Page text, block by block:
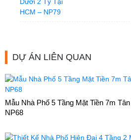
DỰ ÁN LIÊN QUAN
Mẫu Nhà Phố 5 Tầng Mặt Tiền 7m
NP68